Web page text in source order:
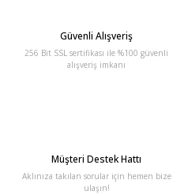
Güvenli Alışveriş
256 Bit SSL sertifikası ile %100 güvenli
alışveriş imkanı
Müşteri Destek Hattı
Aklınıza takılan sorular için hemen bize
ulaşın!